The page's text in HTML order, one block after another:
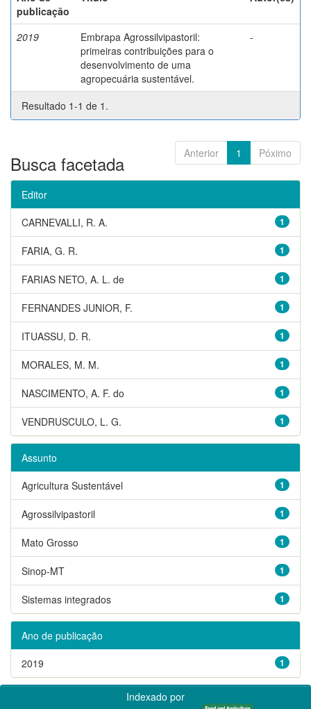
publicação
2019
Embrapa Agrossilvipastoril:
primeiras contribuições para o
desenvolvimento de uma
agropecuária sustentável.
-
Resultado 1-1 de 1.
Anterior 1 Póximo
Busca facetada
Editor
1
CARNEVALLI, R. A.
1
FARIA, G. R.
1
FARIAS NETO, A. L. de
1
FERNANDES JUNIOR, F.
1
ITUASSU, D. R.
1
MORALES, M. M.
1
NASCIMENTO, A. F. do
1
VENDRUSCULO, L. G.
Assunto
1
Agricultura Sustentável
1
Agrossilvipastoril
1
Mato Grosso
1
Sinop-MT
1
Sistemas integrados
Ano de publicação
1
2019
Indexado por